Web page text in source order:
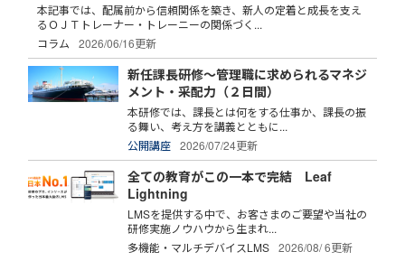
本記事では、配属前から信頼関係を築き、新人の定着と成長を支え
るＯＪＴトレーナー・トレーニーの関係づく...
コラム
2026/06/16更新
新任課長研修～管理職に求められるマネジ
メント・采配力（２日間）
本研修では、課長とは何をする仕事か、課長の振
る舞い、考え方を講義とともに...
公開講座
2026/07/24更新
全ての教育がこの一本で完結 Leaf
Lightning
LMSを提供する中で、お客さまのご要望や当社の
研修実施ノウハウから生まれ...
多機能・マルチデバイスLMS
2026/08/ 6更新